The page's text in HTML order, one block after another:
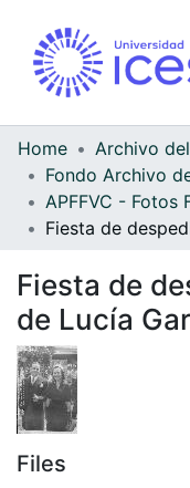
Home
Fiesta de
de Lucía
Files